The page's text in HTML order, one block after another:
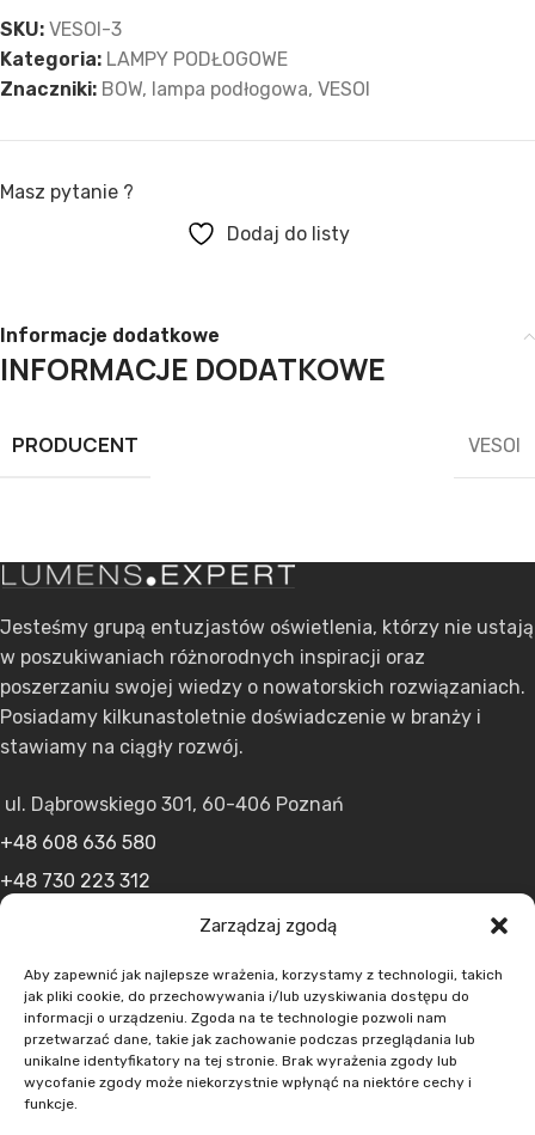
Zarządzaj zgodą
Aby zapewnić jak najlepsze wrażenia, korzystamy z technologii, takich
jak pliki cookie, do przechowywania i/lub uzyskiwania dostępu do
informacji o urządzeniu. Zgoda na te technologie pozwoli nam
przetwarzać dane, takie jak zachowanie podczas przeglądania lub
unikalne identyfikatory na tej stronie. Brak wyrażenia zgody lub
wycofanie zgody może niekorzystnie wpłynąć na niektóre cechy i
funkcje.
SKU: VESOI-3
Kategoria: LAMPY PODŁOGOWE
Znaczniki: BOW, lampa podłogowa, VESOI
Masz pytanie ?
Dodaj do listy
Informacje dodatkowe
INFORMACJE DODATKOWE
PRODUCENT VESOI
Jesteśmy grupą entuzjastów oświetlenia, którzy nie ustają
w poszukiwaniach różnorodnych inspiracji oraz
poszerzaniu swojej wiedzy o nowatorskich rozwiązaniach.
Posiadamy kilkunastoletnie doświadczenie w branży i
stawiamy na ciągły rozwój.
ul. Dąbrowskiego 301, 60-406 Poznań
+48 608 636 580
+48 730 223 312
MENU